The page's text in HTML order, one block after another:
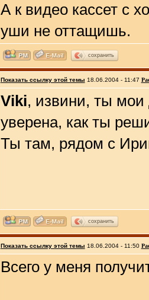
А к видео кассет с
уши не оттащишь.
сохранить
Показать ссылку этой темы 18.06.2004 - 11:47
Viki, извини, ты
уверена, как ты
Ты там, рядом с
сохранить
Показать ссылку этой темы 18.06.2004 - 11:50
Всего у меня